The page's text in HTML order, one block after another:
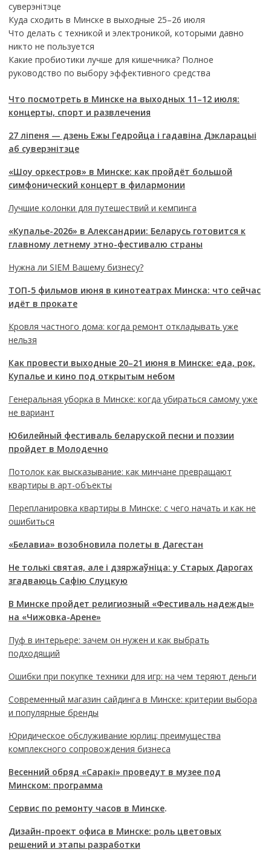
суверэнітэце
Куда сходить в Минске в выходные 25–26 июля
Что делать с техникой и электроникой, которыми давно
никто не пользуется
Какие пробиотики лучше для кишечника? Полное
руководство по выбору эффективного средства
Что посмотреть в Минске на выходных 11–12 июля:
концерты, спорт и развлечения
27 ліпеня — дзень Ежы Гедройца і гадавіна Дэкларацыі
аб суверэнітэце
«Шоу оркестров» в Минске: как пройдёт большой
симфонический концерт в филармонии
Лучшие колонки для путешествий и кемпинга
«Купалье-2026» в Александрии: Беларусь готовится к
главному летнему этно-фестивалю страны
Нужна ли SIEM Вашему бизнесу?
ТОП-5 фильмов июня в кинотеатрах Минска: что сейчас
идёт в прокате
Кровля частного дома: когда ремонт откладывать уже
нельзя
Как провести выходные 20–21 июня в Минске: еда, рок,
Купалье и кино под открытым небом
Генеральная уборка в Минске: когда убираться самому уже
не вариант
Юбилейный фестиваль беларуской песни и поэзии
пройдет в Молодечно
Потолок как высказывание: как минчане превращают
квартиры в арт-объекты
Перепланировка квартиры в Минске: с чего начать и как не
ошибиться
«Белавиа» возобновила полеты в Дагестан
Не толькі святая, але і дзяржаўніца: у Старых Дарогах
згадваюць Сафію Слуцкую
В Минске пройдет религиозный «Фестиваль надежды»
на «Чижовка-Арене»
Пуф в интерьере: зачем он нужен и как выбрать
подходящий
Ошибки при покупке техники для игр: на чем теряют деньги
Современный магазин сайдинга в Минске: критерии выбора
и популярные бренды
Юридическое обслуживание юрлиц: преимущества
комплексного сопровождения бизнеса
Весенний обряд «Саракі» проведут в музее под
Минском: программа
Сервис по ремонту часов в Минске.
Дизайн-проект офиса в Минске: роль цветовых
решений и этапы разработки